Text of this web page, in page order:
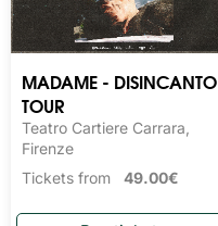
MADAME - DISINCANTO
TOUR
Teatro Cartiere Carrara,
Firenze
Tickets from 49.00€